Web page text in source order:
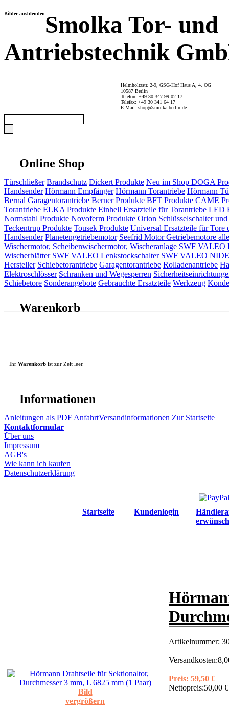
Bilder ausblendenSmolka Tor- und
Antriebstechnik
Helmholtzstr. 2-9, GSG-Hof Haus A, 4. OG
10587 Berlin
Telefon: +49 30 347 99 02 17
Telefax: +49 30 341 64 17
E-Mail: shop@smolka-berlin.de
Online Shop
Türschließer Brandschutz Dickert Produkte Neu im Shop DOGA
Handsender Hörmann Empfänger Hörmann Torantriebe Hörmann
Bernal Garagentorantriebe Berner Produkte BFT Produkte CAME
Torantriebe ELKA Produkte Einhell Ersatzteile für Torantriebe LED
Normstahl Produkte Novoferm Produkte Orion Schlüsselschalter und
Teckentrup Produkte Tousek Produkte Universal Ersatzteile für Tore
Handsender Planetengetriebemotor Seefrid Motor Getriebemotore
Wischermotor, Scheibenwischermotor, Wischeranlage SWF VALEO
Wischerblätter SWF VALEO Lenkstockschalter SWF VALEO
Hersteller Schiebetorantriebe Garagentorantriebe Rolladenantriebe
Elektroschlösser Schranken und Wegesperren
Schiebetore Sonderangebote Gebrauchte Ersatzteile Werkzeug
Warenkorb
Ihr Warenkorb ist zur Zeit leer.
Informationen
Anleitungen als PDF AnfahrtVersandinformationen Zur Startseite
Kontaktformular
Über uns
Impressum
AGB's
Wie kann ich kaufen
Datenschutzerklärung
Startseite Kundenlogin
Bild
vergrößern
Artikelnummer:
Versandkosten:
Preis: 59,50 €
Nettopreis:50,00 €